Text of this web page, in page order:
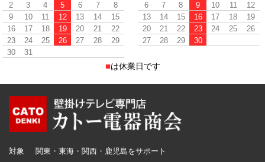
2
3 4 5 6 7
8
9
10 11 12 13 14
15
16
17 18 19 20 21
22
23
24 25 26 27 28
29
30
31
6
7 8 9 10 11
12
13
14 15 16 17 18
19
20
21 22 23 24 25
26
27
28 29 30
■は休業日です
対象
関東・東海・関西・鹿児島をサポート